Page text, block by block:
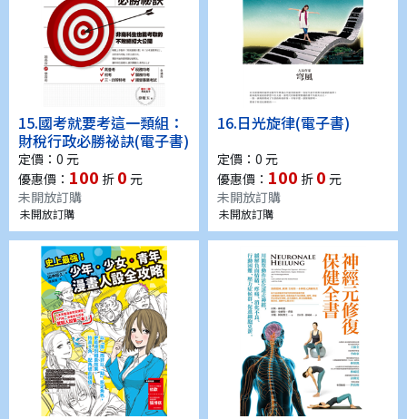
15.國考就要考這一類組：
財稅行政必勝祕訣(電子書)
定價：0 元
優惠價： 100 折 0 元
未開放訂購
未開放訂購
16.日光旋律(電子書)
定價：0 元
優惠價： 100 折 0 元
未開放訂購
未開放訂購